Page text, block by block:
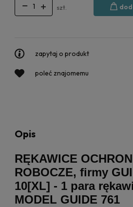
szt.
zapytaj o produkt
poleć znajomemu
Opis
RĘKAWICE
ROBOCZE, firmy
10[XL] - 1 para
MODEL GUIDE 761